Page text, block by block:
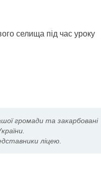
селища під час уроку
громади та закарбовані
ліцею.